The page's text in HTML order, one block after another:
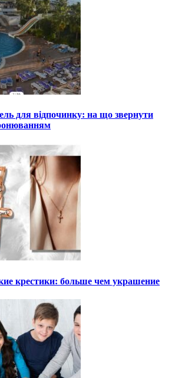
для відпочинку: на що звернути
крестики: больше чем украшение